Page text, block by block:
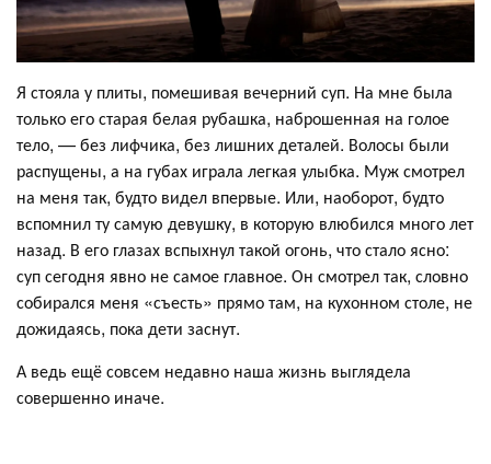
Я стояла у плиты, помешивая вечерний суп. На мне была
только его старая белая рубашка, наброшенная на голое
тело, — без лифчика, без лишних деталей. Волосы были
распущены, а на губах играла легкая улыбка. Муж смотрел
на меня так, будто видел впервые. Или, наоборот, будто
вспомнил ту самую девушку, в которую влюбился много лет
назад. В его глазах вспыхнул такой огонь, что стало ясно:
суп сегодня явно не самое главное. Он смотрел так, словно
собирался меня «съесть» прямо там, на кухонном столе, не
дожидаясь, пока дети заснут.
А ведь ещё совсем недавно наша жизнь выглядела
совершенно иначе.